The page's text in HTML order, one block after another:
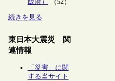
阪府）
（52）
続きを見る
東日本大震災 関
連情報
「災害」に関
する当サイト